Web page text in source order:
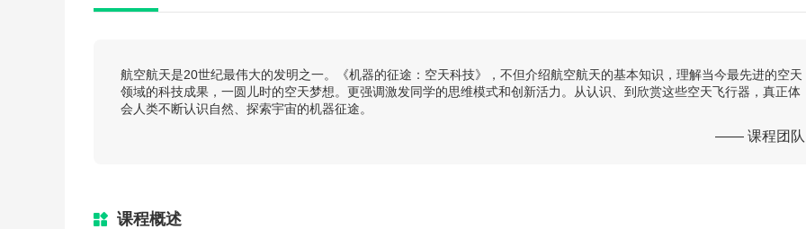
航空航天是20世纪最伟大的发明之一。《机器的征途：空天科技》，不但介绍航空航天的基本知识，理解当今最先进的空天
领域的科技成果，一圆儿时的空天梦想。更强调激发同学的思维模式和创新活力。从认识、到欣赏这些空天飞行器，真正体
会人类不断认识自然、探索宇宙的机器征途。
—— 课程团队
课程概述